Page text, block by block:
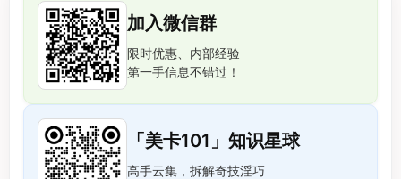
加入微信群
限时优惠、内部经验
第一手信息不错过！
「美卡101」知识星球
高手云集，拆解奇技淫巧